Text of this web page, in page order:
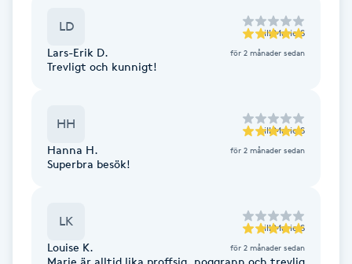
Face framing
Fet hårbotten
LD till Marie S
Lars-Erik D. för 2 månader sedan
Trevligt och kunnigt!
HH till Marie S
Hanna H. för 2 månader sedan
Superbra besök!
LK till Marie S
Louise K. för 2 månader sedan
Marie är alltid lika proffsig, noggrann och trevlig